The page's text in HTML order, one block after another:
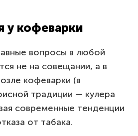
у кофеварки
вопросы в любой
не на совещании, а в
кофеварки (в
традиции — кулера
современные тенденции
от табака.